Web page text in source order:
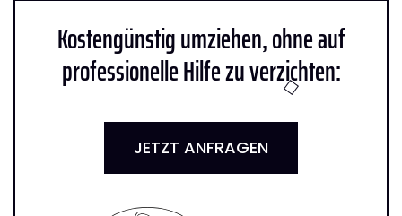
Kostengünstig umziehen, ohne auf
professionelle Hilfe zu verzichten:
JETZT ANFRAGEN